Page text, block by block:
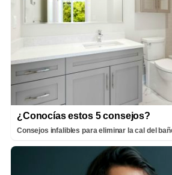
¿Conocías estos 5 consejos?
Consejos infalibles para eliminar la cal del